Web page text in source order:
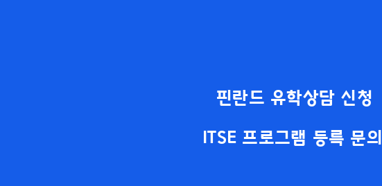
핀란드 유학상담 신청
ITSE 프로그램 등록 문의